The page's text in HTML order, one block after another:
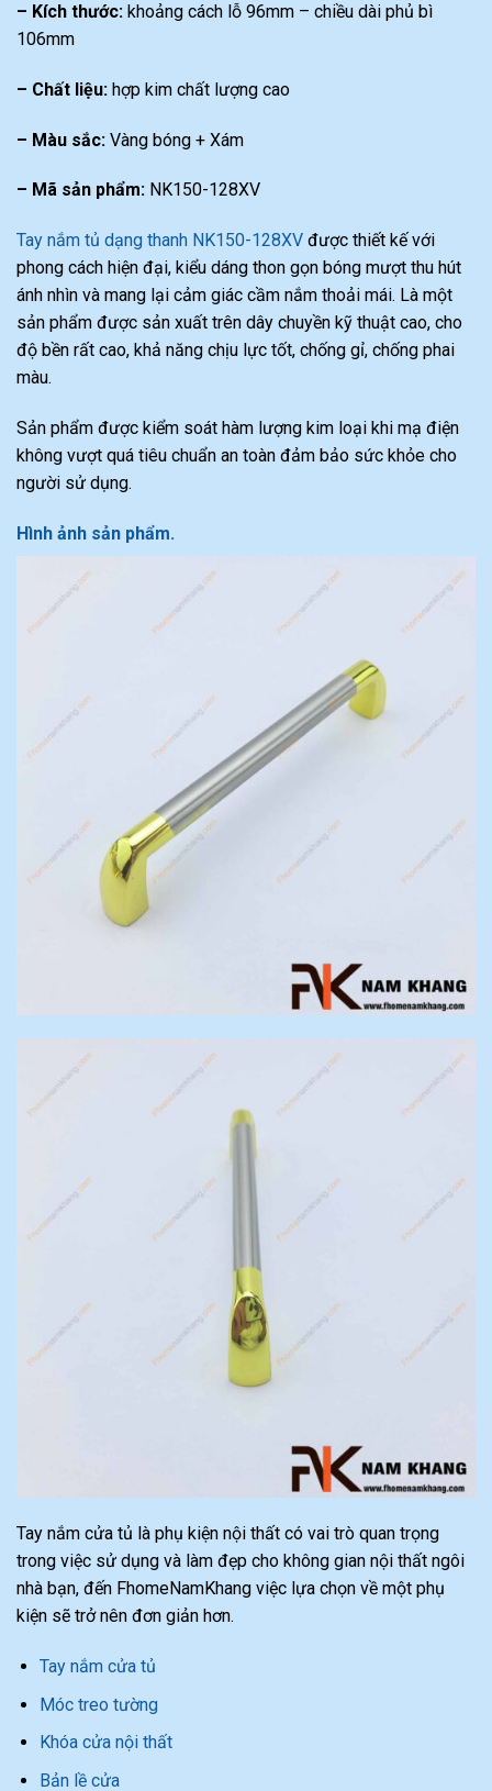
– Kích thước: khoảng cách lỗ 96mm – chiều dài phủ bì
106mm
– Chất liệu: hợp kim chất lượng cao
– Màu sắc: Vàng bóng + Xám
– Mã sản phẩm: NK150-128XV
Tay nắm tủ dạng thanh NK150-128XV được thiết kế với
phong cách hiện đại, kiểu dáng thon gọn bóng mượt thu hút
ánh nhìn và mang lại cảm giác cầm nắm thoải mái. Là một
sản phẩm được sản xuất trên dây chuyền kỹ thuật cao, cho
độ bền rất cao, khả năng chịu lực tốt, chống gỉ, chống phai
màu.
Sản phẩm được kiểm soát hàm lượng kim loại khi mạ điện
không vượt quá tiêu chuẩn an toàn đảm bảo sức khỏe cho
người sử dụng.
Hình ảnh sản phẩm.
Tay nắm cửa tủ là phụ kiện nội thất có vai trò quan trọng
trong việc sử dụng và làm đẹp cho không gian nội thất ngôi
nhà bạn, đến FhomeNamKhang việc lựa chọn về một phụ
kiện sẽ trở nên đơn giản hơn.
Tay nắm cửa tủ
Móc treo tường
Khóa cửa nội thất
Bản lề cửa